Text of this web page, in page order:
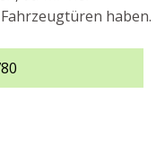
haben.